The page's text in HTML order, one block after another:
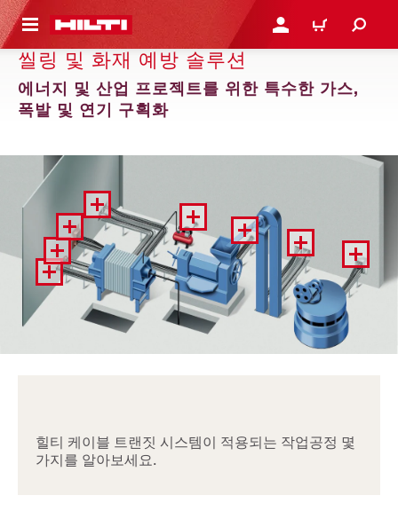
으로 건너뛰기 로그인 또는 회원가입
장바구니
씰링 및 화재 예방 솔루션
에너지 및 산업 프로젝트를 위한 특수한 가스,
폭발 및 연기 구획화
힐티 케이블 트랜짓 시스템이 적용되는 작업공정 몇
가지를 알아보세요.